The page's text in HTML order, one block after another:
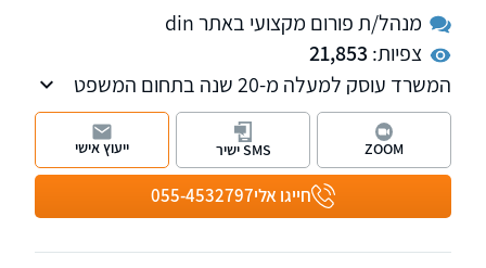
מנהל/ת פורום מקצועי באתר din
צפיות: 21,853
המשרד עוסק למעלה מ-20 שנה בתחום המשפט
האזרחי, לרבות דיני עבודה, ליטיגציה, חברות,
הוצאה לפועל, דיני תכנון ובניה, דיני משפחה
ומקרקעין. עו"ד און צוק הינו מגשר מוסמך ונותן
שירותים גם בתחום הגישור והבוררות.
חייגו אלי055-4532797
ZOOM SMS ישיר ייעוץ אישי